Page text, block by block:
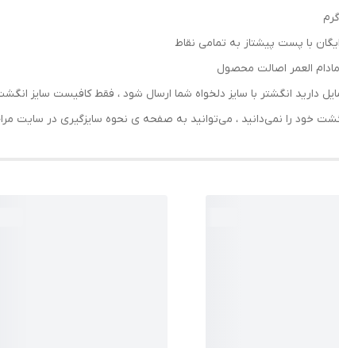
با پست پیشتاز به تمامی نقاط
العمر اصالت محصول
دارید انگشتر با سایز دلخواه شما ارسال شود ، فقط کافیست
خود را نمی‌دانید ، می‌توانید به صفحه ی نحوه سایزگیری در سایت